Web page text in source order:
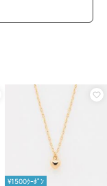
¥1500ｸｰﾎﾟﾝ